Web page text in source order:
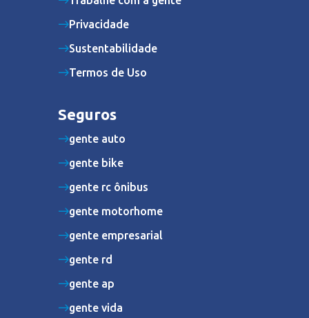
Privacidade
Sustentabilidade
Termos de Uso
Seguros
gente auto
gente bike
gente rc ônibus
gente motorhome
gente empresarial
gente rd
gente ap
gente vida